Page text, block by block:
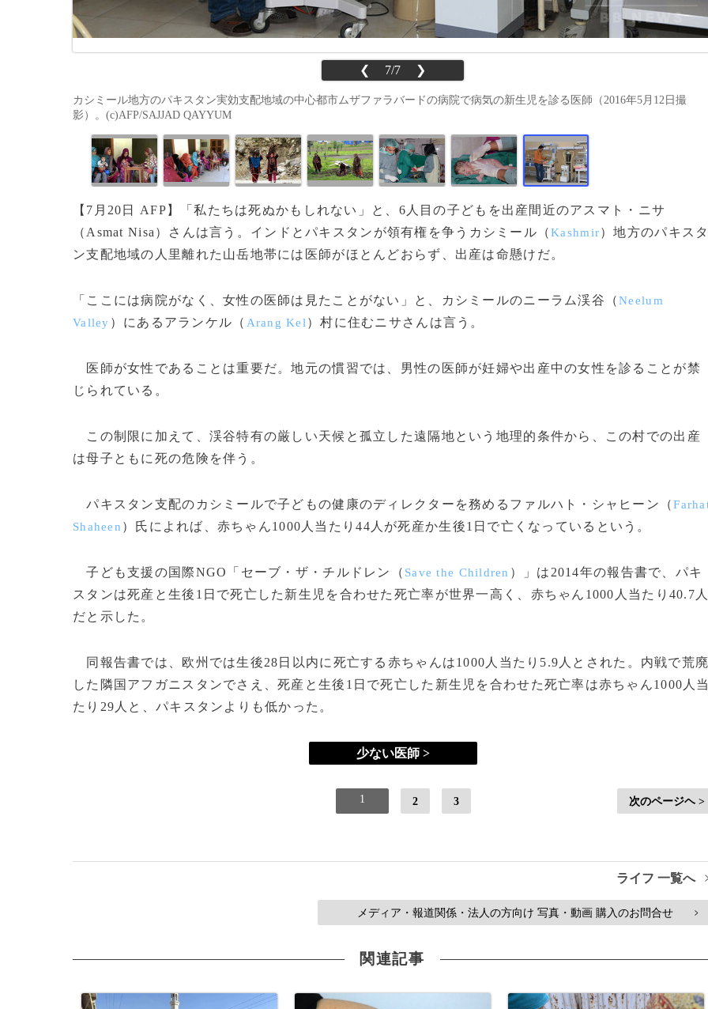
❮ 7/7 ❯
カシミール地方のパキスタン実効支配地域の中心都市ムザファラバードの病院で病気の新生児を診る医師（2016年5月12日撮
影）。(c)AFP/SAJJAD QAYYUM
【7月20日 AFP】「私たちは死ぬかもしれない」と、6人目の子どもを出産間近のアスマト・ニサ
（Asmat Nisa）さんは言う。インドとパキスタンが領有権を争うカシミール（Kashmir）地方のパキス
ン支配地域の人里離れた山岳地帯には医師がほとんどおらず、出産は命懸けだ。
「ここには病院がなく、女性の医師は見たことがない」と、カシミールのニーラム渓谷（Neelum
Valley ）にあるアランケル（ Arang Kel ）村に住むニサさんは言う。
医師が女性であることは重要だ。地元の慣習では、男性の医師が妊婦や出産中の女性を診ることが禁
じられている。
この制限に加えて、渓谷特有の厳しい天候と孤立した遠隔地という地理的条件から、この村での出産
は母子ともに死の危険を伴う。
パキスタン支配のカシミールで子どもの健康のディレクターを務めるファルハト・シャヒーン（
Shaheen ）氏によれば、赤ちゃん1000人当たり44人が死産か生後1日で亡くなっているという。
子ども支援の国際NGO「セーブ・ザ・チルドレン（ Save the Children ）」は2014年の報告書で、パキ
スタンは死産と生後1日で死亡した新生児を合わせた死亡率が世界一高く、赤ちゃん1000人当たり40.7
だと示した。
同報告書では、欧州では生後28日以内に死亡する赤ちゃんは1000人当たり5.9人とされた。内戦で荒
した隣国アフガニスタンでさえ、死産と生後1日で死亡した新生児を合わせた死亡率は赤ちゃん1000人
たり29人と、パキスタンよりも低かった。
少ない医師 >
1 2 3 次のページヘ >
ライフ 一覧へ
メディア・報道関係・法人の方向け 写真・動画 購入のお問合せ >
関連記事